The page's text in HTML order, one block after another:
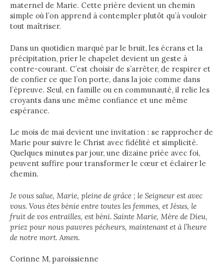
maternel de Marie. Cette prière devient un chemin
simple où l’on apprend à contempler plutôt qu’à vouloir
tout maîtriser.
Dans un quotidien marqué par le bruit, les écrans et la
précipitation, prier le chapelet devient un geste à
contre-courant. C’est choisir de s’arrêter, de respirer et
de confier ce que l’on porte, dans la joie comme dans
l’épreuve. Seul, en famille ou en communauté, il relie les
croyants dans une même confiance et une même
espérance.
Le mois de mai devient une invitation : se rapprocher de
Marie pour suivre le Christ avec fidélité et simplicité.
Quelques minutes par jour, une dizaine priée avec foi,
peuvent suffire pour transformer le cœur et éclairer le
chemin.
Je vous salue, Marie, pleine de grâce ; le Seigneur est avec
vous. Vous êtes bénie entre toutes les femmes, et Jésus, le
fruit de vos entrailles, est béni. Sainte Marie, Mère de Dieu,
priez pour nous pauvres pécheurs, maintenant et à l’heure
de notre mort. Amen.
Corinne M, paroissienne